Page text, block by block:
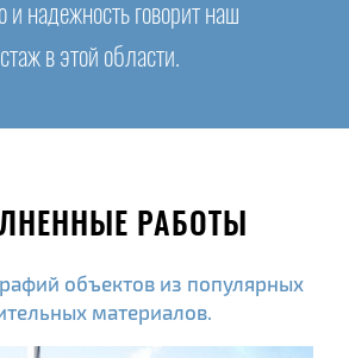
и надежность говорит наш
в этой области.
РАБОТЫ
объектов из популярных
материалов.